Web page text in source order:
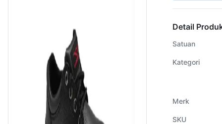
Detail
Satuan
Kategori
Merk
SKU